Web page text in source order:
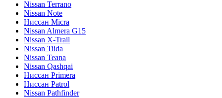
Nissan Terrano
Nissan Note
Ниссан Micra
Nissan Almera G15
Nissan X-Trail
Nissan Tiida
Nissan Teana
Nissan Qashqai
Ниссан Primera
Ниссан Patrol
Nissan Pathfinder